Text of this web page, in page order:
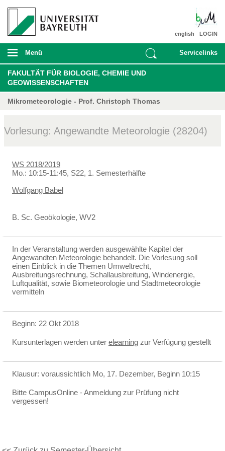
LOGIN
english
Menü Servicelinks
FAKULTÄT FÜR BIOLOGIE, CHEMIE UND
GEOWISSENSCHAFTEN
Mikrometeorologie - Prof. Christoph Thomas
Vorlesung: Angewandte Meteorologie (28204)
WS 2018/2019
Mo.: 10:15-11:45, S22, 1. Semesterhälfte
Wolfgang Babel
B. Sc. Geoökologie, WV2
In der Veranstaltung werden ausgewählte Kapitel der
Angewandten Meteorologie behandelt. Die Vorlesung soll
einen Einblick in die Themen Umweltrecht,
Ausbreitungsrechnung, Schallausbreitung, Windenergie,
Luftqualität, sowie Biometeorologie und Stadtmeteorologie
vermitteln
Beginn: 22 Okt 2018
Kursunterlagen werden unter elearning zur Verfügung gestellt
Klausur: voraussichtlich Mo, 17. Dezember, Beginn 10:15
Bitte CampusOnline - Anmeldung zur Prüfung nicht
vergessen!